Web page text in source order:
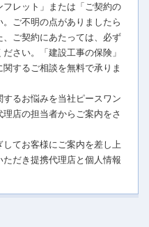
レット」または「ご契約の
ご不明の点がありましたら
ご契約にあたっては、必ず
さい。「建設工事の保険」
するご相談を無料で承りま
るお悩みを当社ピースワン
店の担当者からご案内をさ
てお客様にご案内を差し上
だき提携代理店と個人情報